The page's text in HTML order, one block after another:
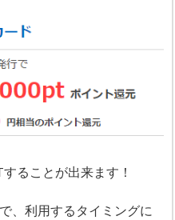
ることが出来ます！
、利用するタイミングに